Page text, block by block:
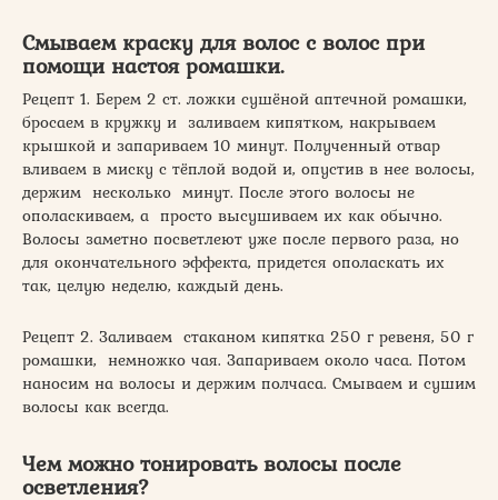
Смываем краску для волос с волос при
помощи настоя ромашки.
Рецепт 1. Берем 2 ст. ложки сушёной аптечной ромашки,
бросаем в кружку и заливаем кипятком, накрываем
крышкой и запариваем 10 минут. Полученный отвар
вливаем в миску с тёплой водой и, опустив в нее волосы,
держим несколько минут. После этого волосы не
ополаскиваем, а просто высушиваем их как обычно.
Волосы заметно посветлеют уже после первого раза, но
для окончательного эффекта, придется ополаскать их
так, целую неделю, каждый день.
Рецепт 2. Заливаем стаканом кипятка 250 г ревеня, 50 г
ромашки, немножко чая. Запариваем около часа. Потом
наносим на волосы и держим полчаса. Смываем и сушим
волосы как всегда.
Чем можно тонировать волосы после
осветления?